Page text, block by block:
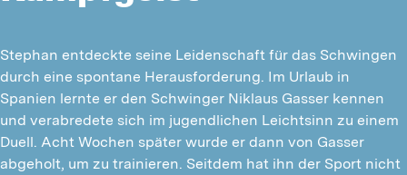
Stephan entdeckte seine Leidenschaft für das Schwingen
durch eine spontane Herausforderung. Im Urlaub in
Spanien lernte er den Schwinger Niklaus Gasser kennen
und verabredete sich im jugendlichen Leichtsinn zu einem
Duell. Acht Wochen später wurde er dann von Gasser
abgeholt, um zu trainieren. Seitdem hat ihn der Sport nicht